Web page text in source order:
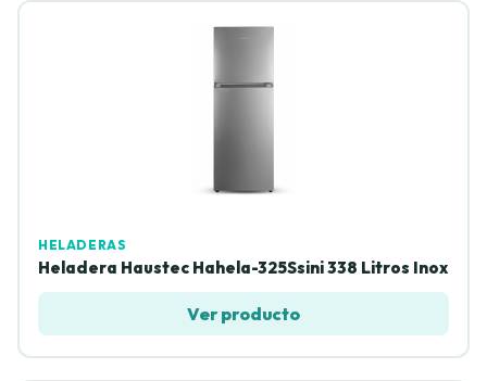
HELADERAS
Heladera Haustec Hahela-325Ssini 338 Litros Inox
Ver producto